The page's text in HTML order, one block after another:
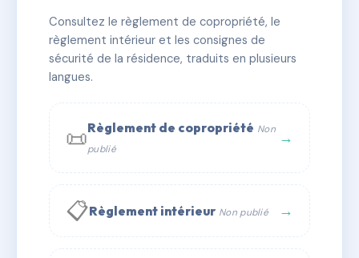
✓ Immatriculée 🏠 34 lots 🏗 1 bâtiment(s)
📞 Contacter Syndic Digital
Consultez le règlement de copropriété, le
règlement intérieur et les consignes de
sécurité de la résidence, traduits en plusieurs
langues.
📜Règlement de copropriété Non
publié
→
📋Règlement intérieur Non publié →